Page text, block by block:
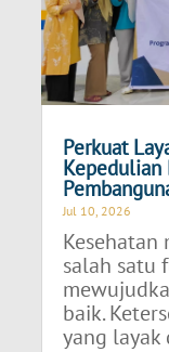
Perkuat
Kepedulian
Jul 10, 2026
Kesehatan
salah satu
baik.
yang layak